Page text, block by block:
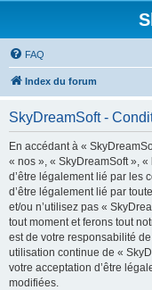
FAQ
Index du forum
SkyDreamSoft -
En accédant à «
« nos », « SkyDreamSoft »,
d’être légalement lié par les
d’être légalement lié par
et/ou n’utilisez pas «
tout moment et ferons tout
est de votre responsabilité
utilisation continue de «
votre acceptation d’être
modifiées.